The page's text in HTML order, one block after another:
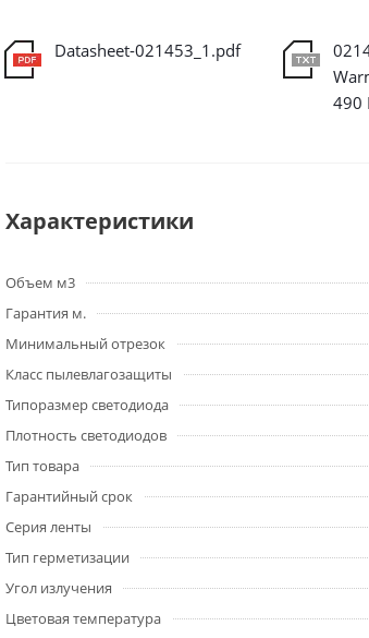
Datasheet-021453_1.pdf
490
Характеристики
Объем м3
Гарантия м.
Минимальный отрезок
Класс пылевлагозащиты
Типоразмер светодиода
Плотность светодиодов
Тип товара
Гарантийный срок
Серия ленты
Тип герметизации
Угол излучения
Цветовая температура